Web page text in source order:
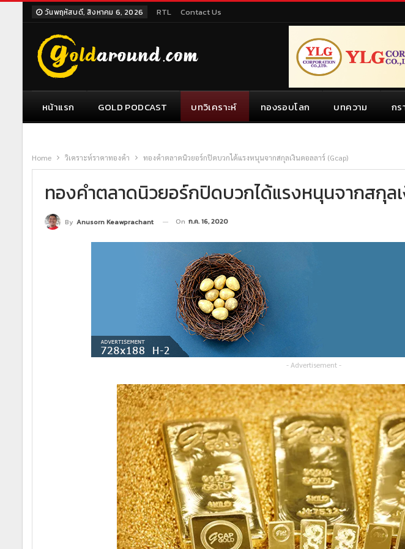
วันพฤหัสบดี, สิงหาคม 6, 2026 RTL Contact Us
หน้าแรก GOLD PODCAST บทวิเคราะห์ ทองรอบโลก บทความ ก
Home วิเคราะห์ราคาทองคำ ทองคำตลาดนิวยอร์กปิดบวกได้แรงหนุนจากสกุลเงินดอลลาร์ (Gcap)
ทองคำตลาดนิวยอร์กปิดบวกได้แรงหนุนจากสกุล
By Anusorn Keawprachant On ก.ค. 16, 2020
- Advertisement -